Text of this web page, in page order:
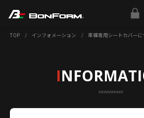
TOP / インフォメーション / 車種専用シートカバーに
I